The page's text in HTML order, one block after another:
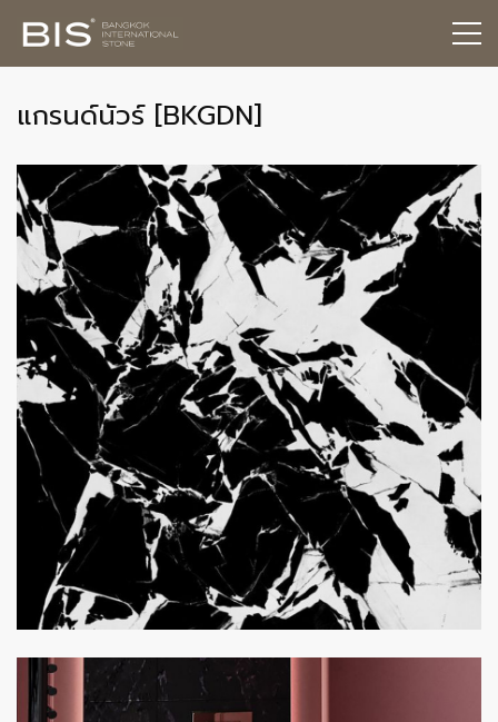
แกรนด์นัวร์ [BKGDN]